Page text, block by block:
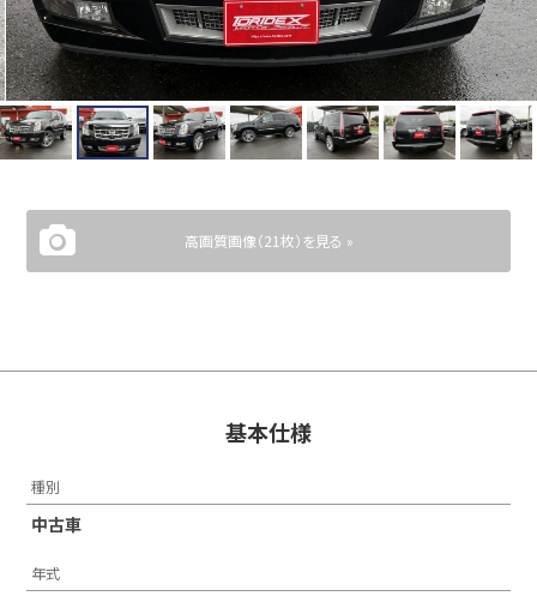
高画質画像（21枚）を見る »
基本仕様
種別
中古車
年式